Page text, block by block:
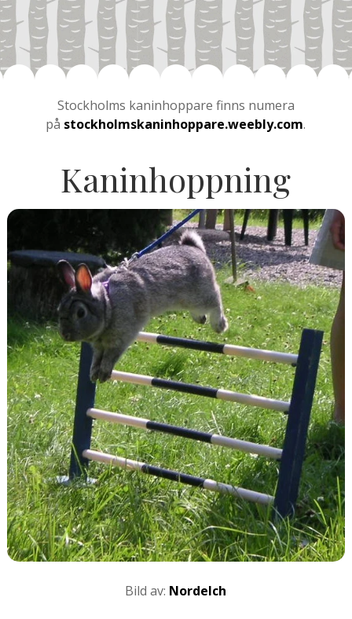
Stockholms kaninhoppare finns numera
på stockholmskaninhoppare.weebly.com.
Kaninhoppning
Bild av: Nordelch